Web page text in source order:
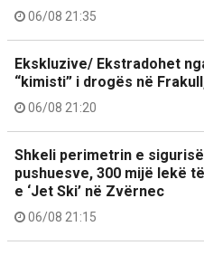
06/08 21:35
Ekskluzive/ Ekstradohet
“kimisti” i drogës në
06/08 21:20
Shkeli perimetrin e
pushuesve, 300 mijë lekë
e ‘Jet Ski’ në Zvërnec
06/08 21:15